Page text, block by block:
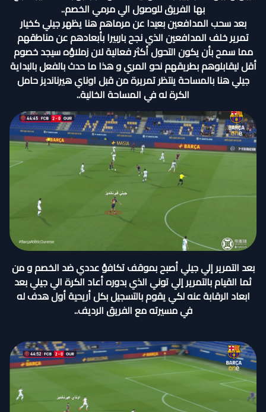
بها الفريق للوصول الي مرمي الخصم..
بعد سحب المدافعين بعيدا عن مرماهم هنا يظهر جيلي كخيار
تمرير خلف المدافعين الذي نجح باربيرا بأبعادهم عن مناطقهم
مما سمح بأن يكون التحول أكثر فعالية لان زملاؤه سيجد خصوم
أقل ليقابلوهم بطريقهم نحو المري و هذا ما حدث بالفعل بالبداية
جيلي هنا بالمساحة ينتظر تمريرة من قبل اوناي هيرنانديز حامل
الكرة له في المساحة الخالية..
بعد التمرير إلي جيلي أصبح بموقف تكافؤ عددي ضد الخصم و من
ثما القيام بالتمرير إلي توني الذي بدوره أعاد الكرة الي جيلي بعد
ابعاد الرقابة عنه لكي يقوم بالتسجيل بكل أريحية أول هدف له
في مسيرته مع الفريق الرديف..